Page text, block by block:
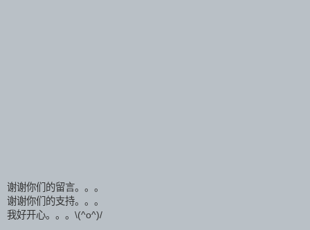
谢谢你们的留言。。。
谢谢你们的支持。。。
我好开心。。。\(^o^)/